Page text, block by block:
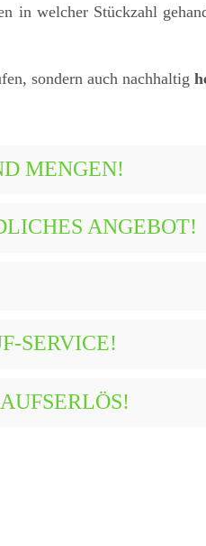
in welcher Stückzahl
sondern auch nachhaltig
MENGEN!
ANGEBOT!
SERVICE!